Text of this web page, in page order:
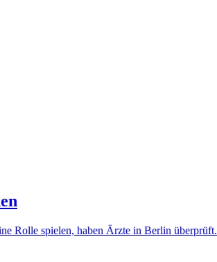
Rolle spielen, haben Ärzte in Berlin überprüft.